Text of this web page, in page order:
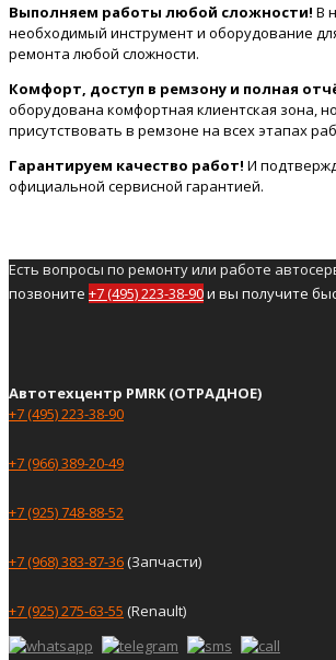
Выполняем работы любой сложности! В
необходимый инструмент и оборудование
ремонта любой сложности.
Комфорт, доступ в ремзону и полная
оборудована комфортная клиентская зона,
присутствовать в ремзоне на всех этапах
Гарантируем качество работ! И
официальной сервисной гарантией.
Есть вопросы по ремонту или работе
позвоните +7 (495) 223-38-90и вы получите
Автотехцентр PMRK (ОТРАДНОЕ)
+7 (495) 223-38-90
+7 (966) 389-20-49
+7 (925) 748-88-52
+7 (968) 383-87-36(Запчасти)
+7 (925) 275-63-55 (Renault)